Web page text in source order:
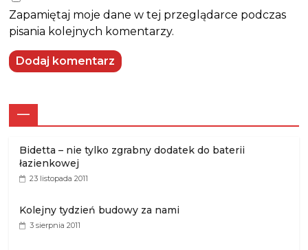
Zapamiętaj moje dane w tej przeglądarce podczas
pisania kolejnych komentarzy.
—
Bidetta – nie tylko zgrabny dodatek do baterii
łazienkowej
23 listopada 2011
Kolejny tydzień budowy za nami
3 sierpnia 2011